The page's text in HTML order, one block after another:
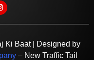
Ki Baat | Designed by
– New Traffic Tail